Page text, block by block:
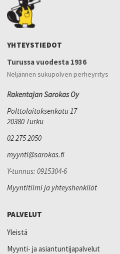
YHTEYSTIEDOT
Turussa vuodesta 1936
Neljännen sukupolven perheyritys
Rakentajan Sarokas Oy
Polttolaitoksenkatu 17
20380 Turku
02 275 2050
myynti@sarokas.fi
Y-tunnus: 0915304-6
Myyntitiimi ja yhteyshenkilöt
PALVELUT
Yleistä
Myynti- ja asiantuntijapalvelut